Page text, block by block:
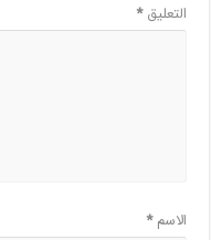
التعليق*
الاسم*